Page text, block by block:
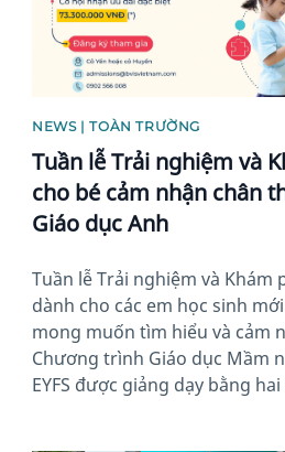
NEWS | TOÀN TRƯỜNG
Tuần lễ Trải nghiệm và
cho bé cảm nhận chân
Giáo dục Anh
Tuần lễ Trải nghiệm và Khám
dành cho các em học sinh
mong muốn tìm hiểu và cảm
Chương trình Giáo dục Mầm
EYFS được giảng dạy bằng